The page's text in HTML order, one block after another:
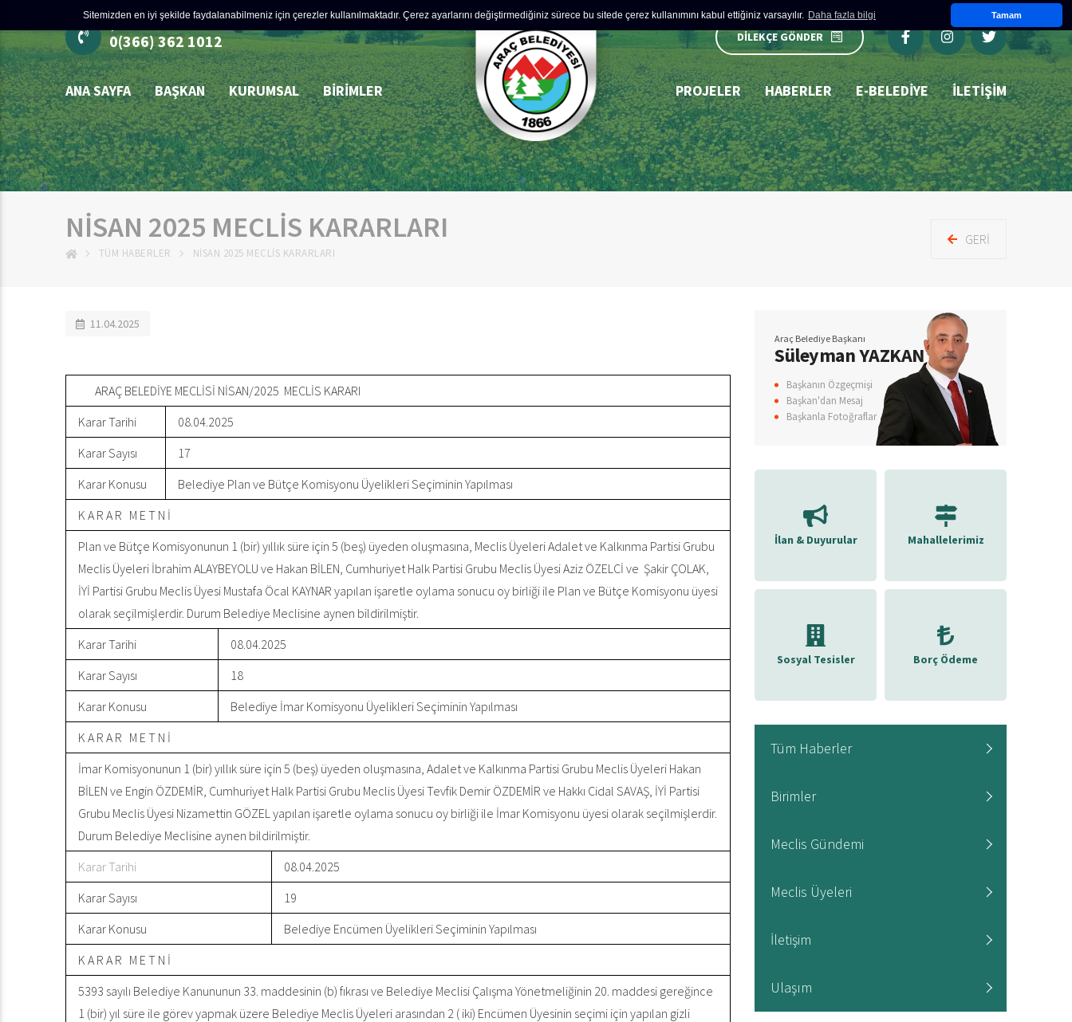
Sitemizden en iyi şekilde faydalanabilmeniz için çerezler kullanılmaktadır. Çerez ayarlarını değiştirmediğiniz sürece bu sitede çerez kullanımını kabul ettiğiniz varsayılır. Daha fazla bilgi Tamam
0(366) 362 1012 DİLEKÇE GÖNDER
ANA SAYFA BAŞKAN KURUMSAL BIRIMLER PROJELER HABERLER E-BELEDIYE İLETİŞİM
NİSAN 2025 MECLİS KARARLARI
TÜM HABERLER NİSAN 2025 MECLİS KARARLARI
GERI
11.04.2025
ARAÇ BELEDİYE MECLİSİ NİSAN/2025 MECLİS KARARI
Karar Tarihi
08.04.2025
Karar Sayısı
17
Karar Konusu
Belediye Plan ve Bütçe Komisyonu Üyelikleri Seçiminin Yapılması
K A R A R M E T N İ
Plan ve Bütçe Komisyonunun 1 (bir) yıllık süre için 5 (beş) üyeden oluşmasına, Meclis Üyeleri Adalet ve Kalkınma Partisi Grubu
Meclis Üyeleri İbrahim ALAYBEYOLU ve Hakan BİLEN, Cumhuriyet Halk Partisi Grubu Meclis Üyesi Aziz ÖZELCİ ve Şakir ÇOLAK,
İYİ Partisi Grubu Meclis Üyesi Mustafa Öcal KAYNAR yapılan işaretle oylama sonucu oy birliği ile Plan ve Bütçe Komisyonu üyesi
olarak seçilmişlerdir. Durum Belediye Meclisine aynen bildirilmiştir.
Karar Tarihi
08.04.2025
Karar Sayısı
18
Karar Konusu
Belediye İmar Komisyonu Üyelikleri Seçiminin Yapılması
K A R A R M E T N İ
İmar Komisyonunun 1 (bir) yıllık süre için 5 (beş) üyeden oluşmasına, Adalet ve Kalkınma Partisi Grubu Meclis Üyeleri Hakan
BİLEN ve Engin ÖZDEMİR, Cumhuriyet Halk Partisi Grubu Meclis Üyesi Tevfik Demir ÖZDEMİR ve Hakkı Cidal SAVAŞ, İYİ Partisi
Grubu Meclis Üyesi Nizamettin GÖZEL yapılan işaretle oylama sonucu oy birliği ile İmar Komisyonu üyesi olarak seçilmişlerdir.
Durum Belediye Meclisine aynen bildirilmiştir.
Karar Tarihi
08.04.2025
Karar Sayısı
19
Karar Konusu
Belediye Encümen Üyelikleri Seçiminin Yapılması
K A R A R M E T N İ
5393 sayılı Belediye Kanununun 33. maddesinin (b) fıkrası ve Belediye Meclisi Çalışma Yönetmeliğinin 20. maddesi gereğince
1 (bir) yıl süre ile görev yapmak üzere Belediye Meclis Üyeleri arasından 2 ( iki) Encümen Üyesinin seçimi için yapılan gizli
Araç Belediye Başkanı
Süleyman YAZKAN
Başkanın Özgeçmişi
Başkan'dan Mesaj
Başkanla Fotoğraflar
İlan & Duyurular Mahallelerimiz
Sosyal Tesisler Borç Ödeme
Tüm Haberler
Birimler
Meclis Gündemi
Meclis Üyeleri
İletişim
Ulaşım